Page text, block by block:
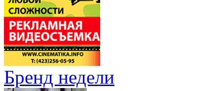
Бренд недели